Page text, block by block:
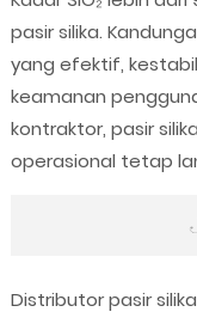
pasir silika.
yang efektif,
keamanan
kontraktor, pasir
operasional tetap
Distributor pasir